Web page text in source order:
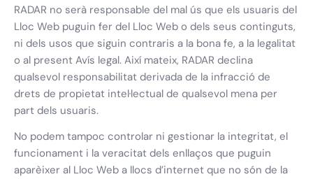
RADAR no serà responsable del mal ús que els usuaris del
Lloc Web puguin fer del Lloc Web o dels seus continguts,
ni dels usos que siguin contraris a la bona fe, a la legalitat
o al present Avís legal. Així mateix, RADAR declina
qualsevol responsabilitat derivada de la infracció de
drets de propietat intel·lectual de qualsevol mena per
part dels usuaris.
No podem tampoc controlar ni gestionar la integritat, el
funcionament i la veracitat dels enllaços que puguin
aparèixer al Lloc Web a llocs d’internet que no són de la